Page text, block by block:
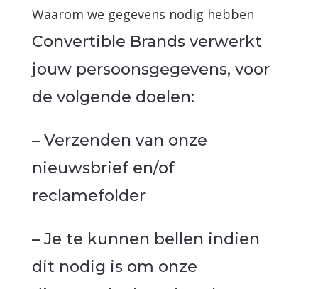
Waarom we gegevens nodig hebben
Convertible Brands verwerkt
jouw persoonsgegevens, voor
de volgende doelen:
– Verzenden van onze
nieuwsbrief en/of
reclamefolder
– Je te kunnen bellen indien
dit nodig is om onze